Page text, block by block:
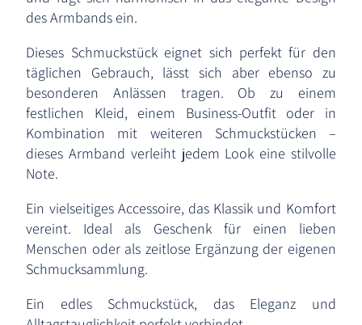
des Armbands ein.
Dieses Schmuckstück eignet sich perfekt für den
täglichen Gebrauch, lässt sich aber ebenso zu
besonderen Anlässen tragen. Ob zu einem
festlichen Kleid, einem Business-Outfit oder in
Kombination mit weiteren Schmuckstücken –
dieses Armband verleiht jedem Look eine stilvolle
Note.
Ein vielseitiges Accessoire, das Klassik und Komfort
vereint. Ideal als Geschenk für einen lieben
Menschen oder als zeitlose Ergänzung der eigenen
Schmucksammlung.
Ein edles Schmuckstück, das Eleganz und